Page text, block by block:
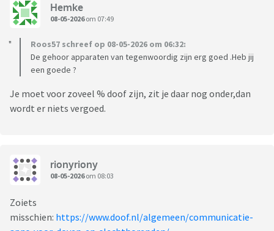
Hemke
08-05-2026om 07:49
Roos57 schreef op 08-05-2026 om 06:32:
De gehoor apparaten van tegenwoordig zijn erg goed .Heb jij
een goede ?
Je moet voor zoveel % doof zijn, zit je daar nog onder,dan
wordt er niets vergoed.
rionyriony
08-05-2026om 08:03
Zoiets
misschien: https://www.doof.nl/algemeen/communicatie-